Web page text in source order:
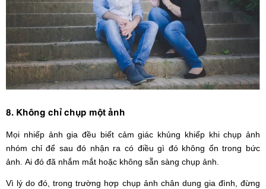
8. Không chỉ chụp một ảnh
Mọi nhiếp ảnh gia đều biết cảm giác khủng khiếp khi chụp ảnh
nhóm chỉ để sau đó nhận ra có điều gì đó không ổn trong bức
ảnh. Ai đó đã nhắm mắt hoặc không sẵn sàng chụp ảnh.
Vì lý do đó, trong trường hợp chụp ảnh chân dung gia đình, đừng